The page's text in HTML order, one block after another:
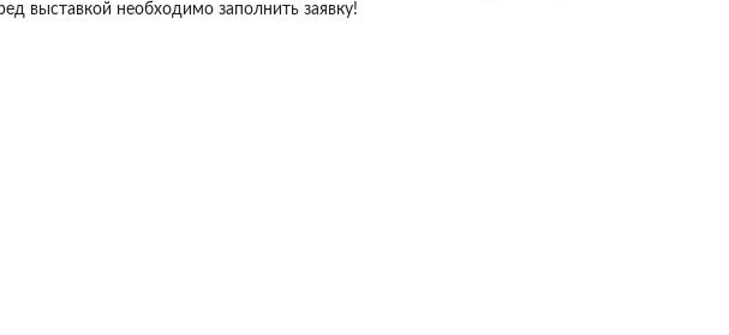
выставкой необходимо заполнить заявку!